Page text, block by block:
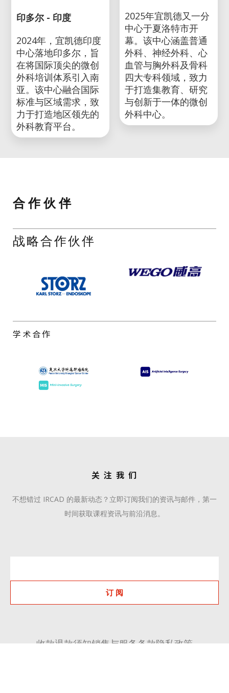
印多尔 - 印度
2024年，宜凯德印度
中心落地印多尔，旨
在将国际顶尖的微创
外科培训体系引入南
亚。该中心融合国际
标准与区域需求，致
力于打造地区领先的
外科教育平台。
2025年宜凯德又一分
中心于夏洛特市开
幕。该中心涵盖普通
外科、神经外科、心
血管与胸外科及骨科
四大专科领域，致力
于打造集教育、研究
与创新于一体的微创
外科中心。
合 作 伙 伴
战略合作伙伴
学术合作
关 注 我 们
不想错过 IRCAD 的最新动态？立即订阅我们的资讯与邮件，第一
时间获取课程资讯与前沿消息。
订 阅
收款退款须知销售与服务条款隐私政策